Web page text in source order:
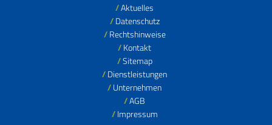
Aktuelles
Datenschutz
Rechtshinweise
Kontakt
Sitemap
Dienstleistungen
Unternehmen
AGB
Impressum